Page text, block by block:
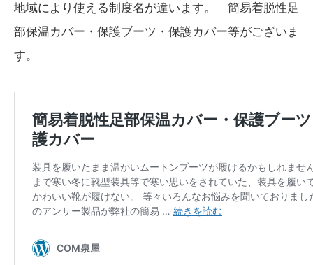
地域により使える制度名が違います。 簡易着脱性足
部保温カバー・保護ブーツ・保護カバー等がございま
す。